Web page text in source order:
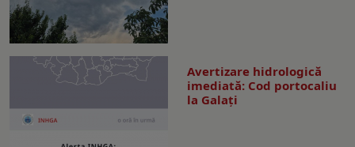
Avertizare hidrologică
imediată: Cod portocaliu
la Galaţi